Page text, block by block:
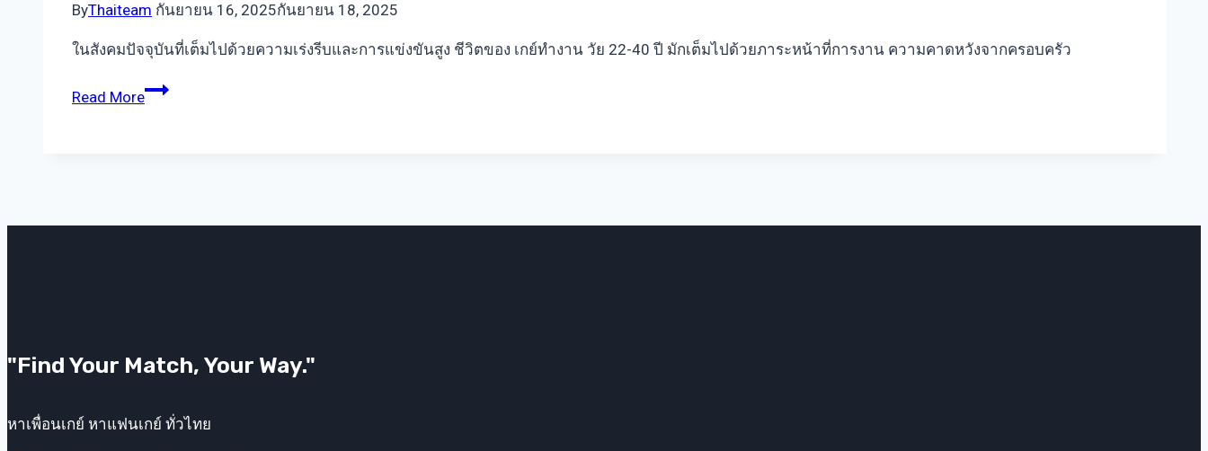
ByThaiteam กันยายน 16, 2025กันยายน 18, 2025
ในสังคมปัจจุบันที่เต็มไปด้วยความเร่งรีบและการแข่งขันสูง ชีวิตของ เกย์ทำงาน วัย 22-40 ปี มักเต็มไปด้วยภาระหน้าที่การงาน ความคาดหวังจากครอบครัว
Read Moreเกย์
ตอบ
"Find Your Match, Your Way."
หาเพื่อนเกย์ หาแฟนเกย์ ทั่วไทย